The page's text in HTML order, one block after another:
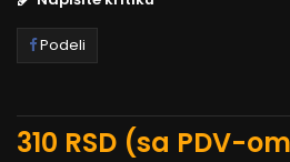
Podeli
310 RSD (sa PDV-